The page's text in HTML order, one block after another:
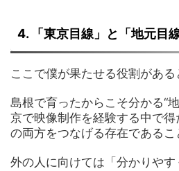
4. 「東京目線」と「地元目
ここで僕が果たせる役割がある
島根で育ったからこそ分かる“
京で映像制作を経験する中で得
の両方をつなげる存在であるこ
外の人に向けては「分かりや